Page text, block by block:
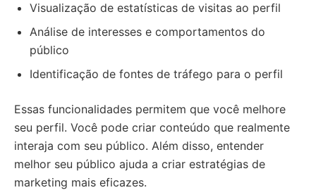
Visualização de estatísticas de visitas ao perfil
Análise de interesses e comportamentos do
público
Identificação de fontes de tráfego para o perfil
Essas funcionalidades permitem que você melhore
seu perfil. Você pode criar conteúdo que realmente
interaja com seu público. Além disso, entender
melhor seu público ajuda a criar estratégias de
marketing mais eficazes.